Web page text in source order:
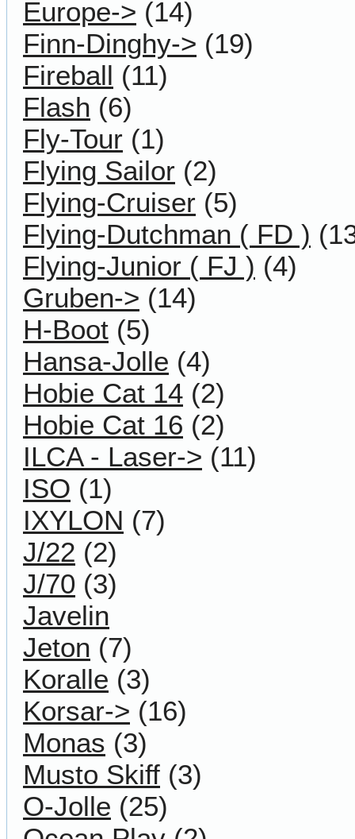
Europe-> (14)
Finn-Dinghy-> (19)
Fireball (11)
Flash (6)
Fly-Tour (1)
Flying Sailor (2)
Flying-Cruiser (5)
Flying-Dutchman ( FD )
Flying-Junior ( FJ ) (4)
Gruben-> (14)
H-Boot (5)
Hansa-Jolle (4)
Hobie Cat 14 (2)
Hobie Cat 16 (2)
ILCA - Laser-> (11)
ISO (1)
IXYLON (7)
J/22 (2)
J/70 (3)
Javelin
Jeton (7)
Koralle (3)
Korsar-> (16)
Monas (3)
Musto Skiff (3)
O-Jolle (25)